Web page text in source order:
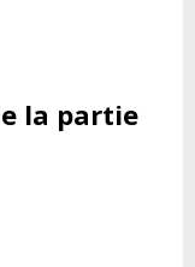
la partie